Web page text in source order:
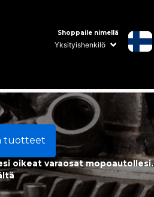
Shoppaile nimellä
tuotteet
oikeat varaosat mopoautollesi.